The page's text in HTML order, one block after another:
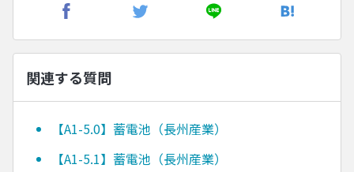
関連する質問
【A1-5.0】蓄電池（長州産業）
【A1-5.1】蓄電池（長州産業）